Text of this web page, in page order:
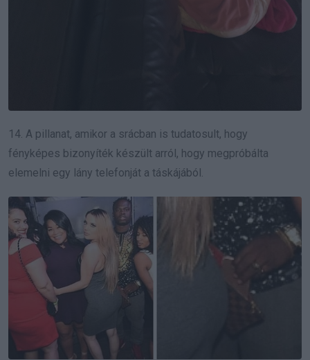
14. A pillanat, amikor a srácban is tudatosult, hogy
fényképes bizonyíték készült arról, hogy megpróbálta
elemelni egy lány telefonját a táskájából.